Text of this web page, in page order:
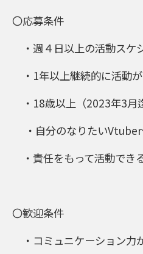
〇応募条件
・週４日以上の活動スケ
・1年以上継続的に活動
・18歳以上（2023年3月
・自分のなりたいVtuber
・責任をもって活動でき
〇歓迎条件
・コミュニケーション力